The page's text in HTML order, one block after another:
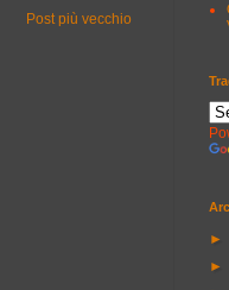
Post più vecchio
►
►